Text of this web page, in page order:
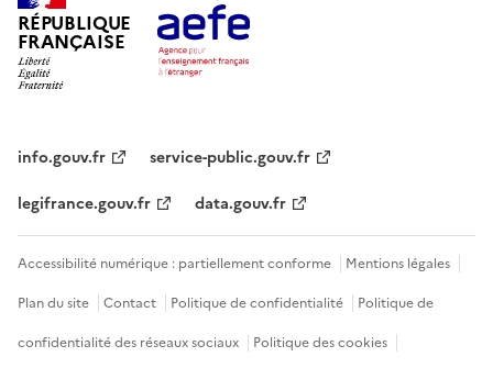
RÉPUBLIQUE
FRANÇAISE
info.gouv.fr
service-public.gouv.fr
legifrance.gouv.fr
data.gouv.fr
Accessibilité numérique : partiellement conforme
Mentions légales
Plan du site
Contact Politique de confidentialité
Politique de
confidentialité des réseaux sociaux
Politique des cookies